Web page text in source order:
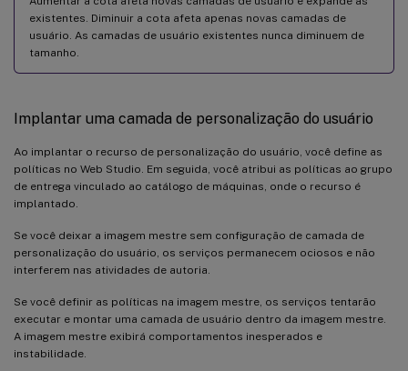
existentes. Diminuir a cota afeta apenas novas camadas de
usuário. As camadas de usuário existentes nunca diminuem de
tamanho.
Implantar uma camada de personalização do usuário
Ao implantar o recurso de personalização do usuário, você define as
políticas no Web Studio. Em seguida, você atribui as políticas ao grupo
de entrega vinculado ao catálogo de máquinas, onde o recurso é
implantado.
Se você deixar a imagem mestre sem configuração de camada de
personalização do usuário, os serviços permanecem ociosos e não
interferem nas atividades de autoria.
Se você definir as políticas na imagem mestre, os serviços tentarão
executar e montar uma camada de usuário dentro da imagem mestre.
A imagem mestre exibirá comportamentos inesperados e
instabilidade.